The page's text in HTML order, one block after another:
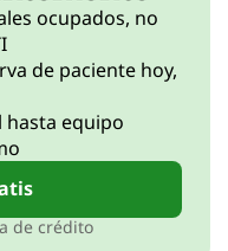
ocupados, no
de paciente hoy,
hasta equipo
de crédito